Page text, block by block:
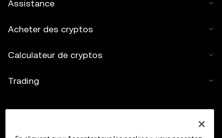
Assistance
Acheter des cryptos
Calculateur de cryptos
Trading